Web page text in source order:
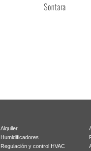
Sontara
Alquiler
Humidificadores
Regulación y control HVAC